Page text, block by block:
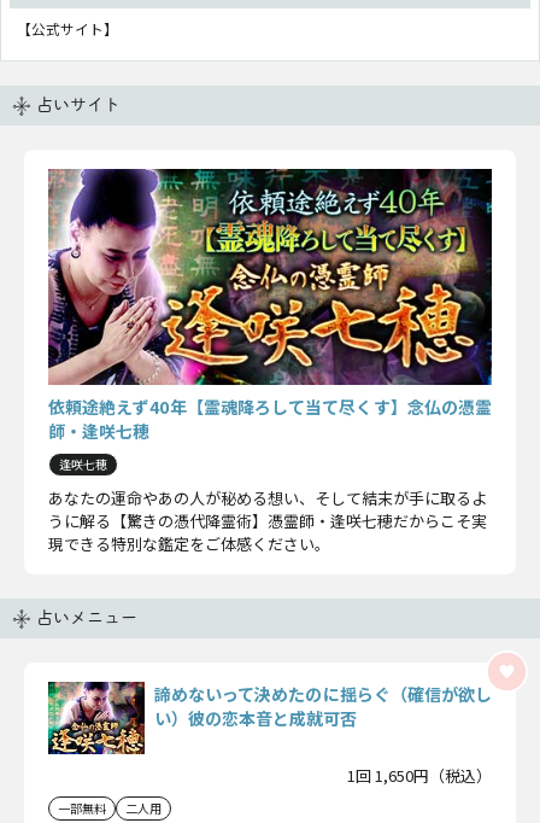
【公式サイト】
占いサイト
依頼途絶えず40年【霊魂降ろして当て尽くす】念仏の憑霊
師・逢咲七穂
逢咲七穂
あなたの運命やあの人が秘める想い、そして結末が手に取るよ
うに解る【驚きの憑代降霊術】憑霊師・逢咲七穂だからこそ実
現できる特別な鑑定をご体感ください。
占いメニュー
諦めないって決めたのに揺らぐ（確信が欲し
い）彼の恋本音と成就可否
1回 1,650円（税込）
一部無料 二人用